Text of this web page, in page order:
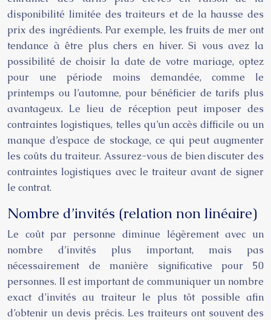
disponibilité limitée des traiteurs et de la hausse des
prix des ingrédients. Par exemple, les fruits de mer ont
tendance à être plus chers en hiver. Si vous avez la
possibilité de choisir la date de votre mariage, optez
pour une période moins demandée, comme le
printemps ou l’automne, pour bénéficier de tarifs plus
avantageux. Le lieu de réception peut imposer des
contraintes logistiques, telles qu’un accès difficile ou un
manque d’espace de stockage, ce qui peut augmenter
les coûts du traiteur. Assurez-vous de bien discuter des
contraintes logistiques avec le traiteur avant de signer
le contrat.
Nombre d’invités (relation non linéaire)
Le coût par personne diminue légèrement avec un
nombre d’invités plus important, mais pas
nécessairement de manière significative pour 50
personnes. Il est important de communiquer un nombre
exact d’invités au traiteur le plus tôt possible afin
d’obtenir un devis précis. Les traiteurs ont souvent des